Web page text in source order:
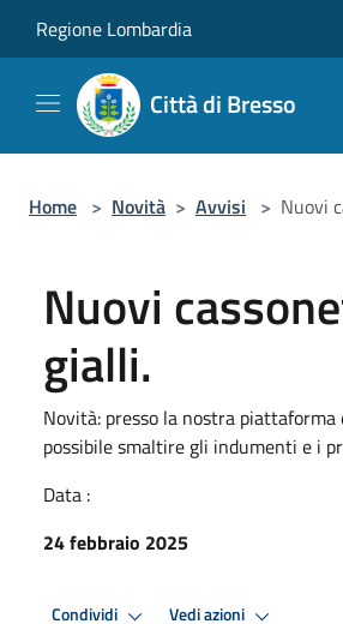
Regione Lombardia
Città di Bresso
Home > Novità > Avvisi > Nuovi
Nuovi
gialli.
Novità: presso la nostra piattaforma
possibile smaltire gli indumenti e i
Data :
24 febbraio 2025
Condividi Vedi azioni